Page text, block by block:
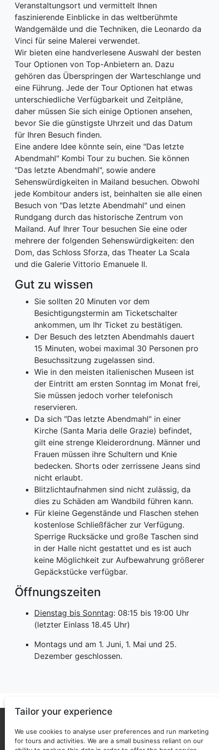
Tailor your experience
We use cookies to analyse user preferences and run marketing
for tours and activities. We are a small business reliant on our
Veranstaltungsort und vermittelt Ihnen
faszinierende Einblicke in das weltberühmte
Wandgemälde und die Techniken, die Leonardo da
Vinci für seine Malerei verwendet.
Wir bieten eine handverlesene Auswahl der besten
Tour Optionen von Top-Anbietern an. Dazu
gehören das Überspringen der Warteschlange und
eine Führung. Jede der Tour Optionen hat etwas
unterschiedliche Verfügbarkeit und Zeitpläne,
daher müssen Sie sich einige Optionen ansehen,
bevor Sie die günstigste Uhrzeit und das Datum
für Ihren Besuch finden.
Eine andere Idee könnte sein, eine "Das letzte
Abendmahl" Kombi Tour zu buchen. Sie können
"Das letzte Abendmahl", sowie andere
Sehenswürdigkeiten in Mailand besuchen. Obwohl
jede Kombitour anders ist, beinhalten sie alle einen
Besuch von "Das letzte Abendmahl" und einen
Rundgang durch das historische Zentrum von
Mailand. Auf Ihrer Tour besuchen Sie eine oder
mehrere der folgenden Sehenswürdigkeiten: den
Dom, das Schloss Sforza, das Theater La Scala
und die Galerie Vittorio Emanuele II.
Gut zu wissen
Sie sollten 20 Minuten vor dem
Besichtigungstermin am Ticketschalter
ankommen, um Ihr Ticket zu bestätigen.
Der Besuch des letzten Abendmahls dauert
15 Minuten, wobei maximal 30 Personen pro
Besuchssitzung zugelassen sind.
Wie in den meisten italienischen Museen ist
der Eintritt am ersten Sonntag im Monat frei,
Sie müssen jedoch vorher telefonisch
reservieren.
Da sich "Das letzte Abendmahl" in einer
Kirche (Santa Maria delle Grazie) befindet,
gilt eine strenge Kleiderordnung. Männer und
Frauen müssen ihre Schultern und Knie
bedecken. Shorts oder zerrissene Jeans sind
nicht erlaubt.
Blitzlichtaufnahmen sind nicht zulässig, da
dies zu Schäden am Wandbild führen kann.
Für kleine Gegenstände und Flaschen stehen
kostenlose Schließfächer zur Verfügung.
Sperrige Rucksäcke und große Taschen sind
in der Halle nicht gestattet und es ist auch
keine Möglichkeit zur Aufbewahrung größerer
Gepäckstücke verfügbar.
Öffnungszeiten
Dienstag bis Sonntag: 08:15 bis 19:00 Uhr
(letzter Einlass 18.45 Uhr)
Montags und am 1. Juni, 1. Mai und 25.
Dezember geschlossen.
Copyright © 2025 - 2026 ticketguide.co Back to top